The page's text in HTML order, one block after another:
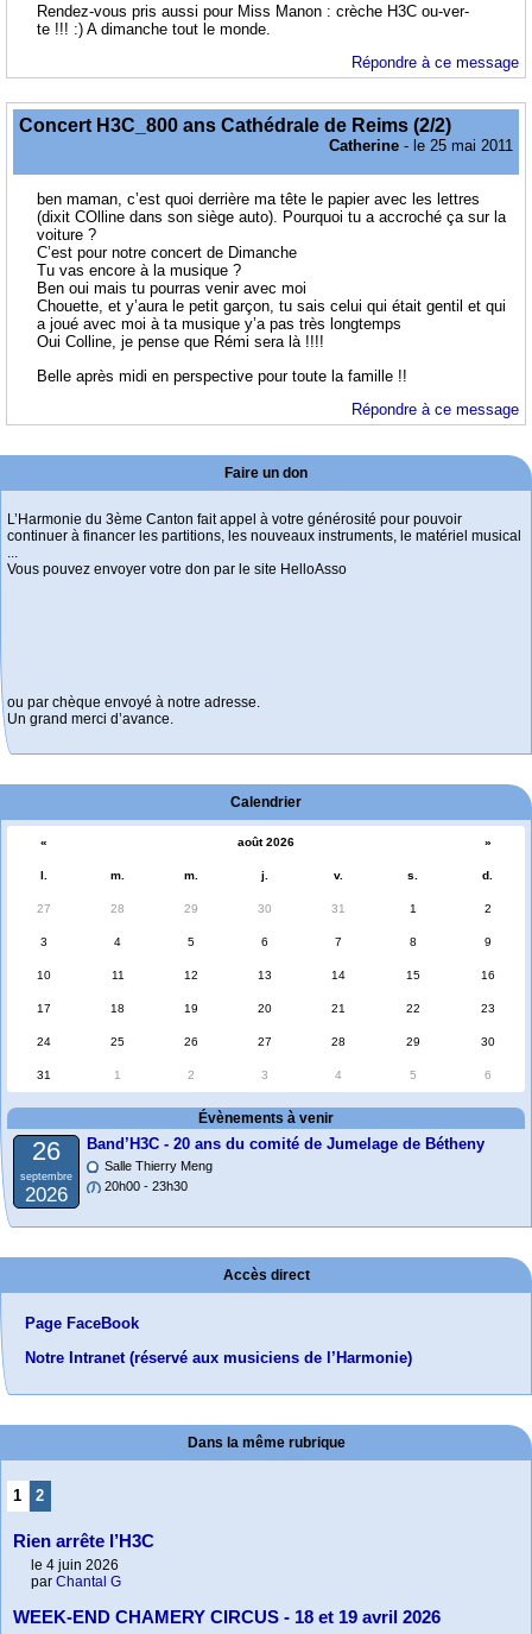
Rendez-vous pris aussi pour Miss Manon : crèche H3C ou-ver-
te !!! :) A dimanche tout le monde.
Répondre à ce message
Concert H3C_800 ans Cathédrale de Reims (2/2)
Catherine - le 25 mai 2011
ben maman, c’est quoi derrière ma tête le papier avec les lettres
(dixit COlline dans son siège auto). Pourquoi tu a accroché ça sur la
voiture ?
C’est pour notre concert de Dimanche
Tu vas encore à la musique ?
Ben oui mais tu pourras venir avec moi
Chouette, et y’aura le petit garçon, tu sais celui qui était gentil et qui
a joué avec moi à ta musique y’a pas très longtemps
Oui Colline, je pense que Rémi sera là !!!!
Belle après midi en perspective pour toute la famille !!
Répondre à ce message
Faire un don
L’Harmonie du 3ème Canton fait appel à votre générosité pour pouvoir
continuer à financer les partitions, les nouveaux instruments, le matériel musical
...
Vous pouvez envoyer votre don par le site HelloAsso
ou par chèque envoyé à notre adresse.
Un grand merci d’avance.
Calendrier
« août 2026 »
l. m. m. j. v. s. d.
27 28 29 30 31 1 2
3 4 5 6 7 8 9
10 11 12 13 14 15 16
17 18 19 20 21 22 23
24 25 26 27 28 29 30
31 1 2 3 4 5 6
Évènements à venir
26
septembre
2026
Band’H3C - 20 ans du comité de Jumelage de Bétheny
Salle Thierry Meng
20h00 - 23h30
Accès direct
Page FaceBook
Notre Intranet (réservé aux musiciens de l’Harmonie)
Dans la même rubrique
1 2
Rien arrête l’H3C
le 4 juin 2026
par Chantal G
WEEK-END CHAMERY CIRCUS - 18 et 19 avril 2026